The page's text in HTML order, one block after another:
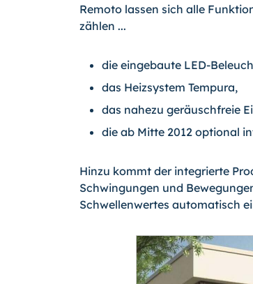
Remoto lassen sich alle
zählen ...
die eingebaute LED-
das Heizsystem Tempura,
das nahezu geräuschfreie
die ab Mitte 2012 optional
Hinzu kommt der integrierte
Schwingungen und
Schwellenwertes automatisch